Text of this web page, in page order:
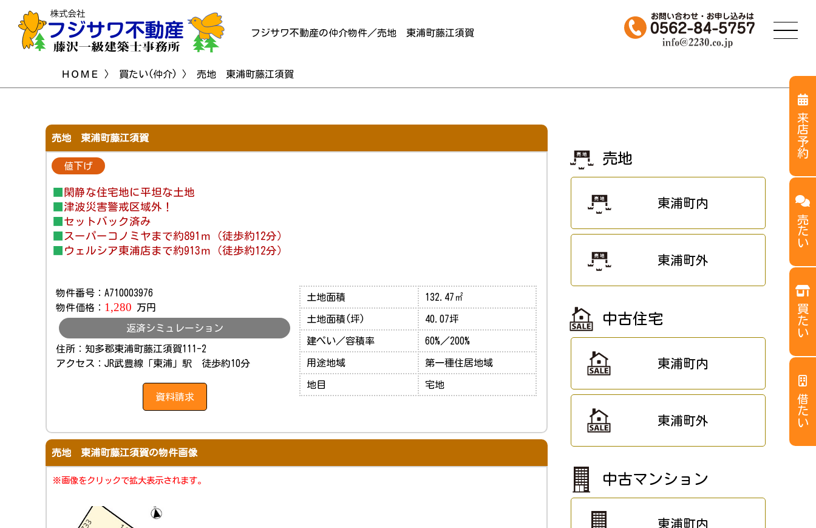
フジサワ不動産の仲介物件／売地 東浦町藤江須賀
ＨＯＭＥ 〉 買たい(仲介) 〉 売地 東浦町藤江須賀
売地 東浦町藤江須賀
値下げ
閑静な住宅地に平坦な土地
津波災害警戒区域外！
セットバック済み
スーパーコノミヤまで約891ｍ（徒歩約12分）
ウェルシア東浦店まで約913ｍ（徒歩約12分）
物件番号：A710003976
物件価格： 1,280 万円
返済シミュレーション
住所：知多郡東浦町藤江須賀111-2
アクセス：JR武豊線「東浦」駅 徒歩約10分
資料請求
土地面積 132.47㎡
土地面積(坪) 40.07坪
建ぺい／容積率 60%／200%
用途地域 第一種住居地域
地目 宅地
売地 東浦町藤江須賀の物件画像
※画像をクリックで拡大表示されます。
売地
東浦町内
東浦町外
中古住宅
東浦町内
東浦町外
中古マンション
東浦町内
来店予約
売たい
買たい
借たい